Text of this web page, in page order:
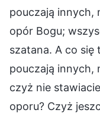
pouczają innych,
opór Bogu;
szatana. A co
pouczają innych,
czyż nie
oporu? Czyż